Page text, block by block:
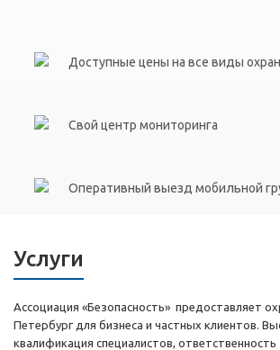
Доступные цены на все виды
Свой центр мониторинга
Оперативный выезд мобильной
Услуги
Ассоциация «Безопасность» предоставляет
Петербург для бизнеса и частных клиентов.
квалификация специалистов, ответственность